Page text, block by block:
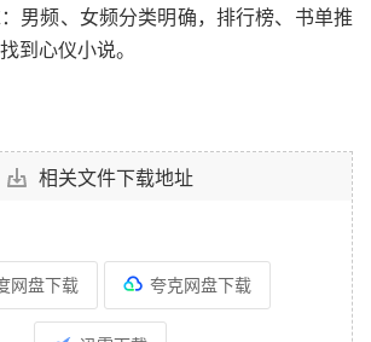
男频、女频分类明确，排行榜、书单推
到心仪小说。
相关文件下载地址
网盘下载 夸克网盘下载